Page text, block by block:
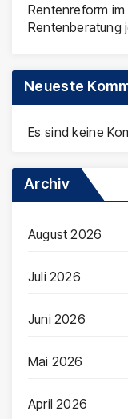
Rentenreform
Rentenberatung
Neueste
Es sind keine
Archiv
August 2026
Juli 2026
Juni 2026
Mai 2026
April 2026